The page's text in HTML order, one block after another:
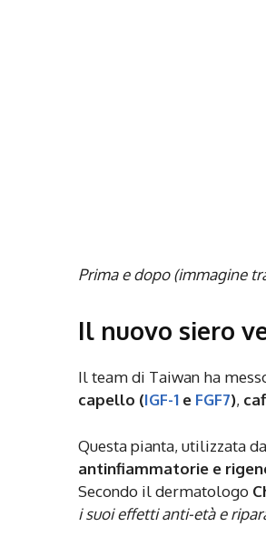
Prima e dopo (immagine
Il nuovo siero
Il team di Taiwan ha
capello (IGF-1 e FGF7),
Questa pianta, utilizzata
antinfiammatorie e
Secondo il dermatologo
i suoi effetti anti-età e